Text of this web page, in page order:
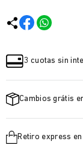
3 cuotas sin
Cambios grátis
Retiro express